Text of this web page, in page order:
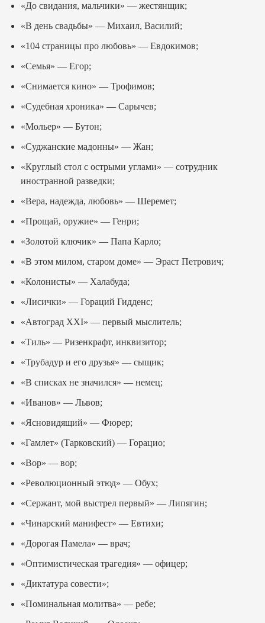
«До свидания, мальчики» — жестянщик;
«В день свадьбы» — Михаил, Василий;
«104 страницы про любовь» — Евдокимов;
«Семья» — Егор;
«Снимается кино» — Трофимов;
«Судебная хроника» — Сарычев;
«Мольер» — Бутон;
«Суджанские мадонны» — Жан;
«Круглый стол с острыми углами» — сотрудник
иностранной разведки;
«Вера, надежда, любовь» — Шеремет;
«Прощай, оружие» — Генри;
«Золотой ключик» — Папа Карло;
«В этом милом, старом доме» — Эраст Петрович;
«Колонисты» — Халабуда;
«Лисички» — Гораций Гидденс;
«Автоград XXI» — первый мыслитель;
«Тиль» — Ризенкрафт, инквизитор;
«Трубадур и его друзья» — сыщик;
«В списках не значился» — немец;
«Иванов» — Львов;
«Ясновидящий» — Фюрер;
«Гамлет» (Тарковский) — Горацио;
«Вор» — вор;
«Революционный этюд» — Обух;
«Сержант, мой выстрел первый» — Липягин;
«Чинарский манифест» — Евтихи;
«Дорогая Памела» — врач;
«Оптимистическая трагедия» — офицер;
«Диктатура совести»;
«Поминальная молитва» — ребе;